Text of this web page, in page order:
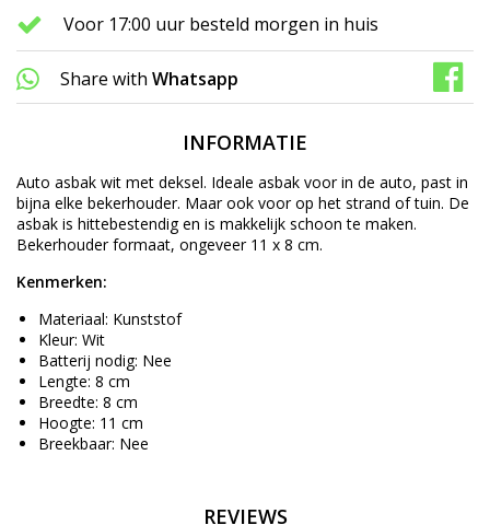
Voor 17:00 uur besteld morgen in huis
Share with Whatsapp
INFORMATIE
Auto asbak wit met deksel. Ideale asbak voor in de auto, past in
bijna elke bekerhouder. Maar ook voor op het strand of tuin. De
asbak is hittebestendig en is makkelijk schoon te maken.
Bekerhouder formaat, ongeveer 11 x 8 cm.
Kenmerken:
Materiaal: Kunststof
Kleur: Wit
Batterij nodig: Nee
Lengte: 8 cm
Breedte: 8 cm
Hoogte: 11 cm
Breekbaar: Nee
REVIEWS